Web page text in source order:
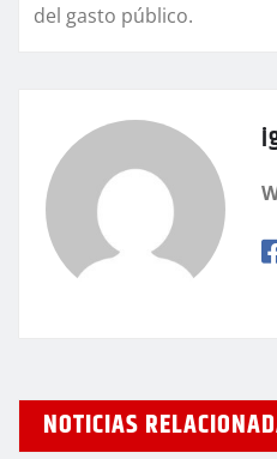
del gasto público.
NOTICIAS